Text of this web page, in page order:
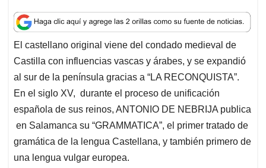
a
t
s
A
p
p
c
e
b
o
o
k
n
k
e
d
I
n
a
i
l
r
e
a
d
s
El castellano original viene del condado medieval de
Castilla con influencias vascas y árabes, y se expandió
al sur de la península gracias a “LA RECONQUISTA”.
En el siglo XV, durante el proceso de unificación
española de sus reinos, ANTONIO DE NEBRIJA publica
en Salamanca su “GRAMMATICA”, el primer tratado de
gramática de la lengua Castellana, y también primero de
una lengua vulgar europea.